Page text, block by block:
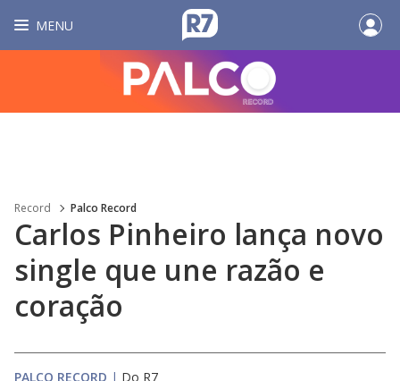
MENU
Record Palco Record
Carlos Pinheiro lança novo
single que une razão e
coração
PALCO RECORD | Do R7